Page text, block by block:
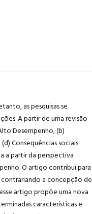
as pesquisas se
A partir de uma revisão
Desempenho, (b)
Consequências sociais
a partir da perspectiva
O artigo contribui para
a concepção de
artigo propõe uma nova
características e